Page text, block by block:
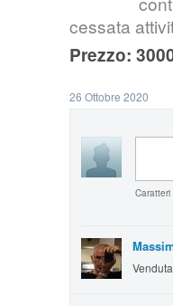
cessata
Prezzo:
26 Ottobre 2020